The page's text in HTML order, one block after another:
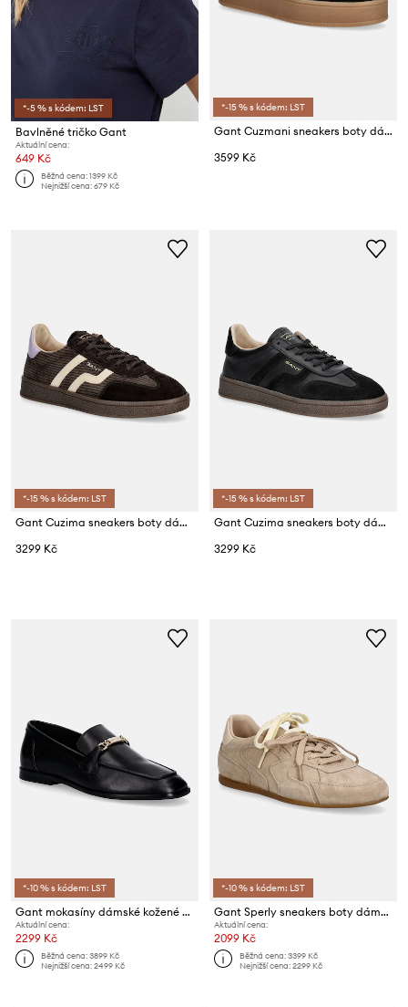
*-5 % s kódem: LST
Bavlněné tričko Gant
Aktuální cena:
649 Kč
Běžná cena:1399 Kč
Nejnižší cena:679 Kč
*-15 % s kódem: LST
Gant Cuzmani sneakers boty dámské kožené
3599 Kč
*-15 % s kódem: LST
Gant Cuzima sneakers boty dámské
3299 Kč
*-15 % s kódem: LST
Gant Cuzima sneakers boty dámské kožené
3299 Kč
*-10 % s kódem: LST
Gant mokasíny dámské kožené Gimble
Aktuální cena:
2299 Kč
Běžná cena:3899 Kč
Nejnižší cena:2499 Kč
*-10 % s kódem: LST
Gant Sperly sneakers boty dámské semišové
Aktuální cena:
2099 Kč
Běžná cena:3399 Kč
Nejnižší cena:2299 Kč